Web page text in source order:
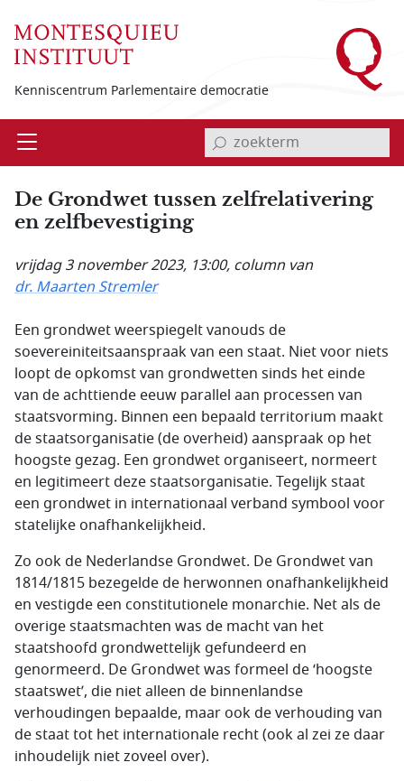
Kenniscentrum Parlementaire democratie
Open invoerveld zoekterm
De Grondwet tussen zelfrelativering
en zelfbevestiging
vrijdag 3 november 2023, 13:00, column van
dr. Maarten Stremler
Een grondwet weerspiegelt vanouds de
soevereiniteitsaanspraak van een staat. Niet voor niets
loopt de opkomst van grondwetten sinds het einde
van de achttiende eeuw parallel aan processen van
staatsvorming. Binnen een bepaald territorium maakt
de staatsorganisatie (de overheid) aanspraak op het
hoogste gezag. Een grondwet organiseert, normeert
en legitimeert deze staatsorganisatie. Tegelijk staat
een grondwet in internationaal verband symbool voor
statelijke onafhankelijkheid.
Zo ook de Nederlandse Grondwet. De Grondwet van
1814/1815 bezegelde de herwonnen onafhankelijkheid
en vestigde een constitutionele monarchie. Net als de
overige staatsmachten was de macht van het
staatshoofd grondwettelijk gefundeerd en
genormeerd. De Grondwet was formeel de ‘hoogste
staatswet’, die niet alleen de binnenlandse
verhoudingen bepaalde, maar ook de verhouding van
de staat tot het internationale recht (ook al zei ze daar
inhoudelijk niet zoveel over).